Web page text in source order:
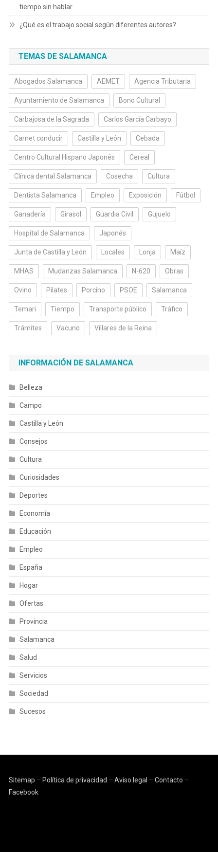
tiempo sin hablar
¿Qué es el trabajo social según diferentes autores?
TEMAS DE SALAMANCA
Abogados Salamanca AEMET Agencia Tributaria
Ayuntamiento de Salamanca Bono Cultural
Carbajosa de la Sagrada Carlos García Carbayo
Carnet conducir Castilla y León Cebada
Centro Cultural Hispano Japonés Cereal
Clínica dental Salamanca Cosecha Cultura
Dentista Salamanca Empleo Exposición Fútbol
Ganadería Girasol Guardia Civil Gujuelo
Hospital de Salamanca Japonés
Junta de Castilla y León Locales Lonja Maíz
MHAS Mudanzas Salamanca N-620 Obras
Ovino Pilates Porcino PSOE Salamanca
Temari Tiempo Transporte público Tráfico
Trámites Vacuno Villares de la Reina
INFORMACIÓN DE SALAMANCA
Belleza
Campo
Castilla y León
Consejos
Cultura
Curiosidades
Deportes
Economía
Educación
Empleo
España
Hogar
Ofertas
Provincia
Salamanca
Salud
Servicios
Sociedad
Sucesos
Sitemap – Política de privacidad –Aviso legal –Contacto –
Facebook